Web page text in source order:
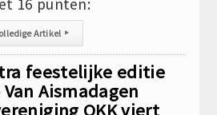
16 punten:
Artikel ▸
feestelijke editie
Aismadagen
OKK viert